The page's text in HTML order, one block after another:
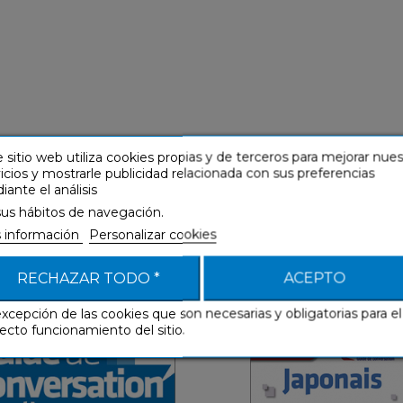
también está disponible en
(mp3 descargable)
de conversación
Guías de
Japonais (libro
enriquecido)
Guías de conversación
Guías de
sitio web utiliza cookies propias y de terceros para mejorar
y mostrarle publicidad relacionada con sus preferencias
el análisis
hábitos de navegación.
información
Personalizar cookies
RECHAZAR TODO * ACEPTO
de las cookies que son necesarias y obligatorias para el
funcionamiento del sitio.